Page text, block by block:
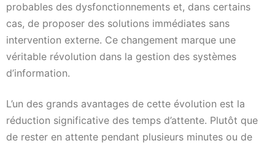
probables des dysfonctionnements et, dans certains
cas, de proposer des solutions immédiates sans
intervention externe. Ce changement marque une
véritable révolution dans la gestion des systèmes
d’information.
L’un des grands avantages de cette évolution est la
réduction significative des temps d’attente. Plutôt que
de rester en attente pendant plusieurs minutes ou de